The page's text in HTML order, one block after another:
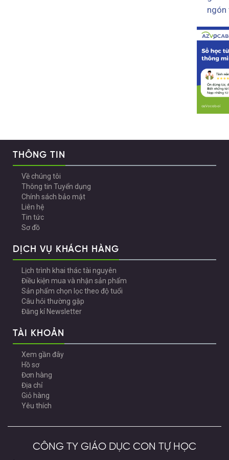
THÔNG TIN
Về chúng tôi
Thông tin Tuyển dụng
Chính sách bảo mật
Liên hệ
Tin tức
Sơ đồ
DỊCH VỤ KHÁCH HÀNG
Lịch trình khai thác tài nguyên
Điều kiện mua và nhận sản phẩm
Sản phẩm chọn lọc theo độ tuổi
Câu hỏi thường gặp
Đăng kí Newsletter
TÀI KHOẢN
Xem gần đây
Hồ sơ
Đơn hàng
Địa chỉ
Giỏ hàng
Yêu thích
CÔNG TY GIÁO DỤC CON TỰ HỌC